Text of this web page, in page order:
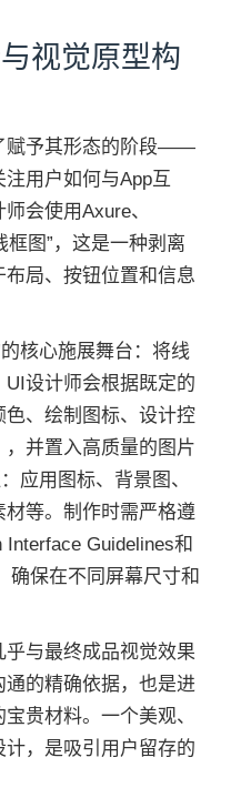
视觉原型构
赋予其形态的阶段——
用户如何与App互
会使用Axure、
框图”，这是一种剥离
局、按钮位置和信息
核心施展舞台：将线
设计师会根据既定的
、绘制图标、设计控
并置入高质量的图片
应用图标、背景图、
等。制作时需严格遵
Guidelines和
确保在不同屏幕尺寸和
与最终成品视觉效果
的精确依据，也是进
贵材料。一个美观、
，是吸引用户留存的